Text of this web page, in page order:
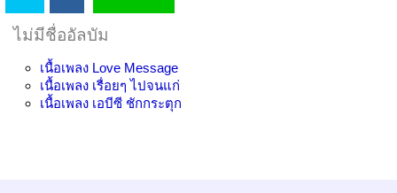
ไม่มีชื่ออัลบัม
เนื้อเพลง Love Message
เนื้อเพลง เรื่อยๆ ไปจนแก่
เนื้อเพลง เอบีซี ชักกระตุก